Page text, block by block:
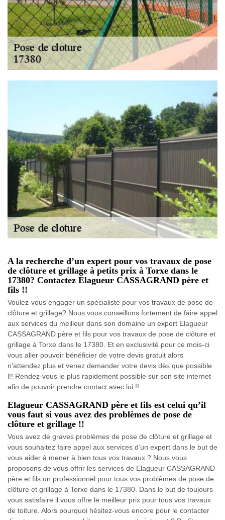
A la recherche d’un expert pour vos travaux de pose
de clôture et grillage à petits prix à Torxe dans le
17380? Contactez Elagueur CASSAGRAND père et
fils !!
Voulez-vous engager un spécialiste pour vos travaux de pose de
clôture et grillage? Nous vous conseillons fortement de faire appel
aux services du meilleur dans son domaine un expert Elagueur
CASSAGRAND père et fils pour vos travaux de pose de clôture et
grillage à Torxe dans le 17380. Et en exclusivité pour ce mois-ci
vous aller pouvoir bénéficier de votre devis gratuit alors
n’attendez plus et venez demander votre devis dès que possible
l!! Rendez-vous le plus rapidement possible sur son site internet
afin de pouvoir prendre contact avec lui !!
Elagueur CASSAGRAND père et fils est celui qu’il
vous faut si vous avez des problèmes de pose de
clôture et grillage !!
Vous avez de graves problèmes de pose de clôture et grillage et
vous souhaitez faire appel aux services d’un expert dans le but de
vous aider à mener à bien tous vos travaux ? Nous vous
proposons de vous offrir les services de Elagueur CASSAGRAND
père et fils un professionnel pour tous vos problèmes de pose de
clôture et grillage à Torxe dans le 17380. Dans le but de toujours
vous satisfaire il vous offre le meilleur prix pour tous vos travaux
de toiture. Alors pourquoi hésitez-vous encore pour le contacter